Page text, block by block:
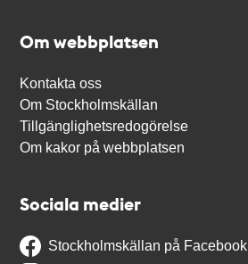
Om webbplatsen
Kontakta oss
Om Stockholmskällan
Tillgänglighetsredogörelse
Om kakor på webbplatsen
Sociala medier
Stockholmskällan på Facebook